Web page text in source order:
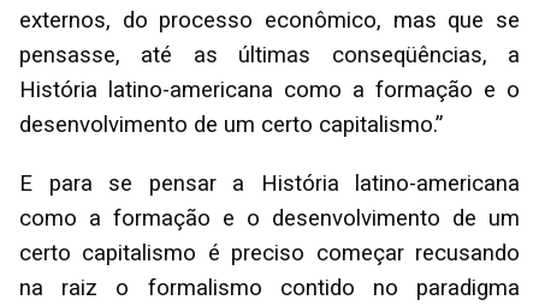
externos, do processo econômico, mas que se
pensasse, até as últimas conseqüências, a
História latino-americana como a formação e o
desenvolvimento de um certo capitalismo.”
E para se pensar a História latino-americana
como a formação e o desenvolvimento de um
certo capitalismo é preciso começar recusando
na raiz o formalismo contido no paradigma